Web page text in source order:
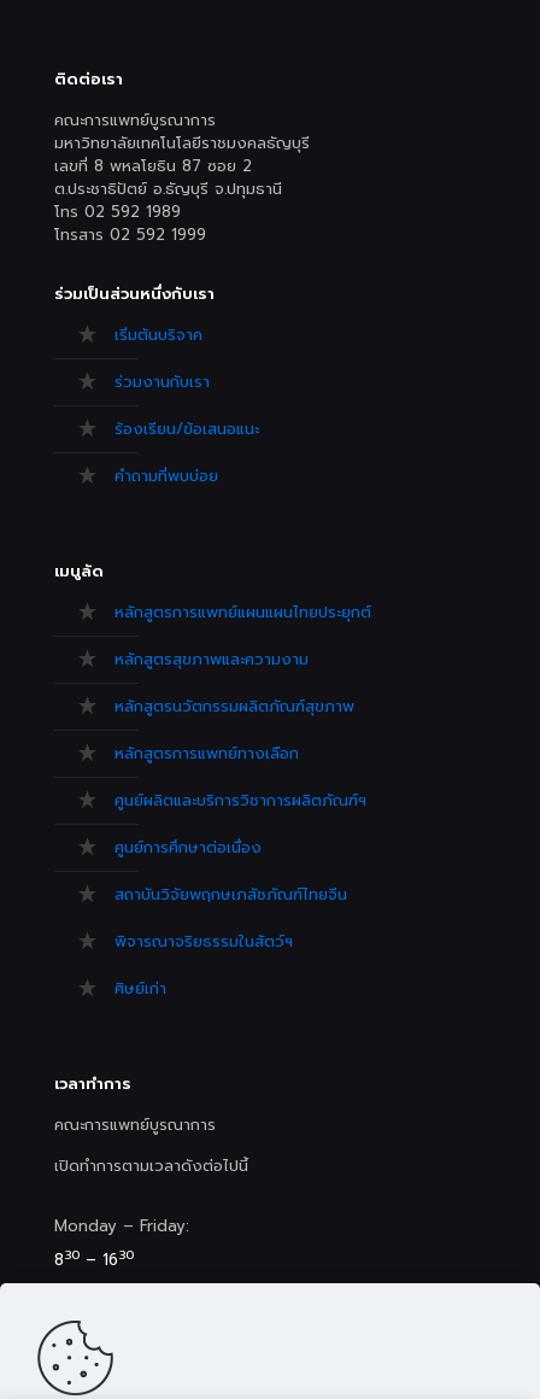
ติดต่อเรา
คณะการแพทย์บูรณาการ
มหาวิทยาลัยเทคโนโลยีราชมงคลธัญบุรี
เลขที่ 8 พหลโยธิน 87 ซอย 2
ต.ประชาธิปัตย์ อ.ธัญบุรี จ.ปทุมธานี
โทร 02 592 1989
โทรสาร 02 592 1999
ร่วมเป็นส่วนหนึ่งกับเรา
เริ่มต้นบริจาค
ร่วมงานกับเรา
ร้องเรียน/ข้อเสนอแนะ
คำถามที่พบบ่อย
เมนูลัด
หลักสูตรการแพทย์แผนแผนไทยประยุกต์
หลักสูตรสุขภาพและความงาม
หลักสูตรนวัตกรรมผลิตภัณฑ์สุขภาพ
หลักสูตรการแพทย์ทางเลือก
ศูนย์ผลิตและบริการวิชาการผลิตภัณฑ์ฯ
ศูนย์การศึกษาต่อเนื่อง
สถาบันวิจัยพฤกษเภสัชภัณฑ์ไทยจีน
พิจารณาจริยธรรมในสัตว์ฯ
ศิษย์เก่า
เวลาทำการ
คณะการแพทย์บูรณาการ
เปิดทำการตามเวลาดังต่อไปนี้
Monday – Friday:
830 – 1630
8 30– 17